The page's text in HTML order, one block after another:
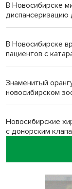
В Новосибирске
В Новосибирске
пациентов с
Знаменитый
новосибирском
Новосибирские
с донорским
Более тысячи